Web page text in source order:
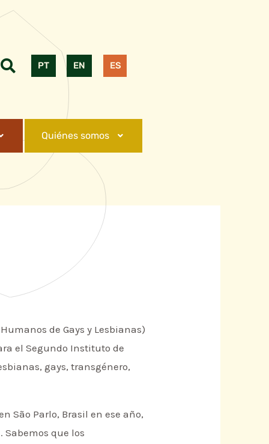
PT EN ES
Quiénes somos
de Gays y Lesbianas)
el Segundo Instituto de
gays, transgénero,
São Parlo, Brasil en ese año,
que los